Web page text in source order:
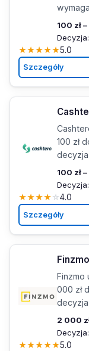
100 zł
Decyzja:
★★★★★5.0
Szczegóły
100 zł
100 zł
Decyzja:
★★★★☆4.0
Szczegóły
Finzmo
Finzmo
000 zł
2 000
Decyzja:
★★★★★5.0